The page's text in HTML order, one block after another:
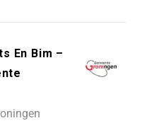
En Bim –